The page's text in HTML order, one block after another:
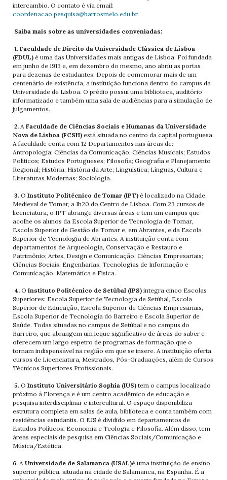
intercambio. O contato é via email:
coordenacao.pesquisa@barrosmelo.edu.br.
Saiba mais sobre as universidades conveniadas:
1. Faculdade de Direito da Universidade Clássica de Lisboa
(FDUL) é uma das Universidades mais antigas de Lisboa. Foi fundada
em junho de 1913 e, em dezembro do mesmo, ano abriu as portas
para dezenas de estudantes. Depois de comemorar mais de um
centenário de existência, a instituição funciona dentro do campus da
Universidade de Lisboa. O prédio possui uma biblioteca, auditório
informatizado e também uma sala de audiências para a simulação de
julgamentos.
2. A Faculdade de Ciências Sociais e Humanas da Universidade
Nova de Lisboa (FCSH) está situada no centro da capital portuguesa.
A faculdade conta com 12 Departamentos nas áreas de:
Antropologia; Ciências da Comunicação; Ciências Musicais; Estudos
Políticos; Estudos Portugueses; Filosofia; Geografia e Planejamento
Regional; História; História da Arte; Linguística; Línguas, Cultura e
Literaturas Modernas; Sociologia.
3. O Instituto Politécnico de Tomar (IPT) é localizado na Cidade
Medieval de Tomar, a 1h20 do Centro de Lisboa. Com 23 cursos de
licenciatura, o IPT abrange diversas áreas e tem um campus que
acolhe os alunos da Escola Superior de Tecnologia de Tomar,
Escola Superior de Gestão de Tomar e, em Abrantes, e da Escola
Superior de Tecnologia de Abrantes. A instituição conta com
departamentos de Arqueologia, Conservação e Restauro e
Patrimônio; Artes, Design e Comunicação; Ciências Empresariais;
Ciências Sociais; Engenharias; Tecnologias de Informação e
Comunicação; Matemática e Física.
4. O Instituto Politécnico de Setúbal (IPS) integra cinco Escolas
Superiores: Escola Superior de Tecnologia de Setúbal, Escola
Superior de Educação, Escola Superior de Ciências Empresariais,
Escola Superior de Tecnologia do Barreiro e Escola Superior de
Saúde. Todas situadas no campus de Setúbal e no campus do
Barreiro, que abrangem um leque significativo de áreas do saber e
oferecem um largo espetro de programas de formação que o
tornam indispensável na região em que se insere. A instituição oferta
cursos de Licenciatura, Mestrados, Pós-Graduações, além de Cursos
Técnicos Superiores Profissionais.
5. O Instituto Universitário Sophia (IUS) tem o campus localizado
próximo à Florença e é um centro acadêmico de educação e
pesquisa interdisciplinar e intercultural. O espaço disponibiliza
estrutura completa em salas de aula, biblioteca e conta também com
residências estudantis. O IUS é dividido em departamentos de
Estudos Políticos, Economia e Teologia e Filosofia. Além disso, tem
áreas especiais de pesquisa em Ciências Sociais/Comunicação e
Música/Estética.
6. A Universidade de Salamanca (USAL)é uma instituição de ensino
superior pública, situada na cidade de Salamanca, na Espanha. É a